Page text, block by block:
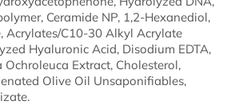
Ceramide NP, 1,2-Hexanediol,
Acrylates/C10-30 Alkyl Acrylate
Hyaluronic Acid, Disodium EDTA,
Extract, Cholesterol,
Olive Oil Unsaponifiables,